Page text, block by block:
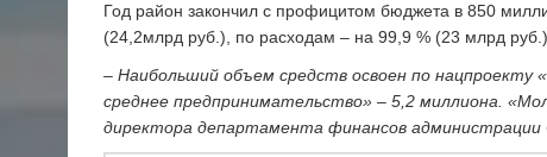
Год район закончил с профицитом бюджета в 850
(24,2млрд руб.), по расходам – на 99,9 % (23 млрд
– Наибольший объем средств освоен по
среднее предпринимательство» – 5,2 миллиона.
директора департамента финансов администрации